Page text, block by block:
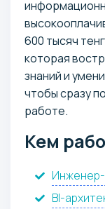
600 тысяч
которая
знаний и
чтобы сразу
работе.
Кем
BI-